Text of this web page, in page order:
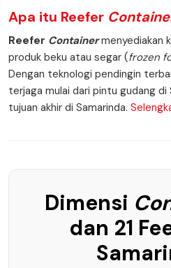
Apa itu Reefer
Reefer Containermenyediakan
produk beku atau segar (frozen
Dengan teknologi pendingin
terjaga mulai dari pintu gudang
tujuan akhir di Samarinda.
Dimensi
dan 21